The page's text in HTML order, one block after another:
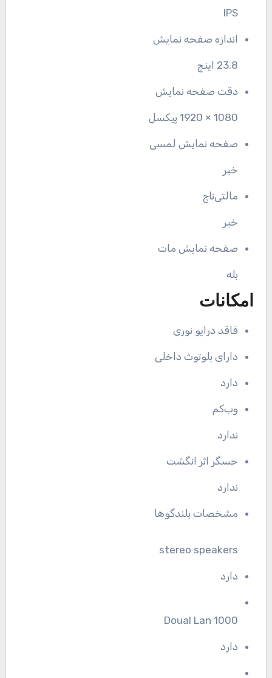
IPS
اندازه صفحه نمایش
23.8 اینچ
دقت صفحه نمایش
1080 × 1920 پیکسل
صفحه نمایش لمسی
خیر
مالتی‌تاچ
خیر
صفحه نمایش مات
بله
امکانات
فاقد درایو نوری
دارای بلوتوث داخلی
دارد
وب‌کم
ندارد
حسگر اثر انگشت
ندارد
مشخصات بلندگوها
stereo speakers
دارد
Doual Lan 1000
دارد